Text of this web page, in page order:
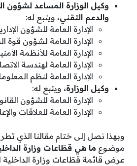
وكيل الوزارة المساعد لشؤون
والدعم التقني، ويتبع له:
الإدارة العامة للشؤون
الإدارة العامة لشؤون قوة
الإدارة العامة للأنظمة
الإدارة العامة لهندسة
الإدارة العامة لنظم
وكيل الوزارة، ويتبع له:
الإدارة العامة للشؤون
الإدارة العامة للعلاقات
وبهذا نصل إلى ختام مقالنا الذي
موضوع ما هي قطّاعات وزارة
عرض قائمة قطّاعات وزارة الداخلية